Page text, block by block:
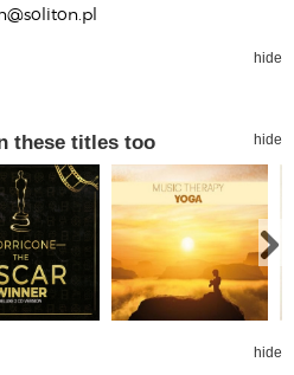
hide
these titles too hide
hide